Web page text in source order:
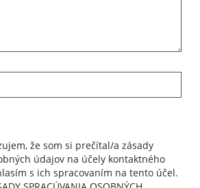
že som si prečítal/a zásady
údajov na účely kontaktného
s ich spracovaním na tento účel.